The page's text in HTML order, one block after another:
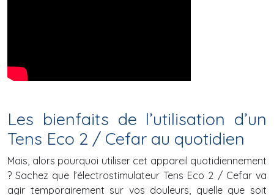
Les bienfaits de l’utilisation d’un
Tens Eco 2 / Cefar au quotidien
Mais, alors pourquoi utiliser cet appareil quotidiennement
? Sachez que l’électrostimulateur Tens Eco 2 / Cefar va
agir temporairement sur vos douleurs, quelle que soit